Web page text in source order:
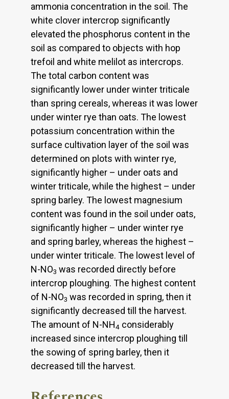
ammonia concentration in the soil. The
white clover intercrop significantly
elevated the phosphorus content in the
soil as compared to objects with hop
trefoil and white melilot as intercrops.
The total carbon content was
significantly lower under winter triticale
than spring cereals, whereas it was lower
under winter rye than oats. The lowest
potassium concentration within the
surface cultivation layer of the soil was
determined on plots with winter rye,
significantly higher – under oats and
winter triticale, while the highest – under
spring barley. The lowest magnesium
content was found in the soil under oats,
significantly higher – under winter rye
and spring barley, whereas the highest –
under winter triticale. The lowest level of
N-NO3 was recorded directly before
intercrop ploughing. The highest content
of N-NO3 was recorded in spring, then it
significantly decreased till the harvest.
The amount of N-NH4 considerably
increased since intercrop ploughing till
the sowing of spring barley, then it
decreased till the harvest.